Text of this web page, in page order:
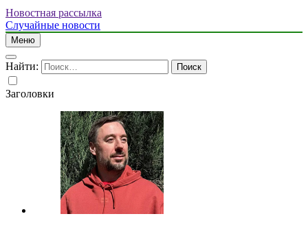
Новостная рассылка
Случайные новости
Меню
Найти:
Заголовки